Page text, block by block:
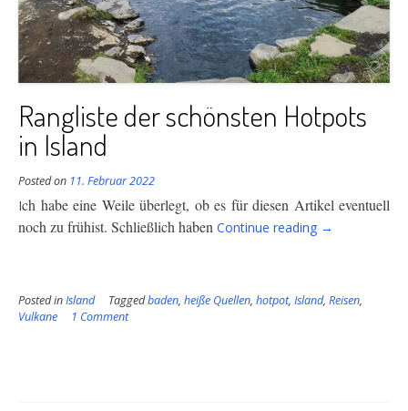
Rangliste der schönsten Hotpots
in Island
Posted on 11. Februar 2022
Ich habe eine Weile überlegt, ob es für diesen Artikel eventuell
noch zu frühist. Schließlich haben Continue reading
“Rangliste
in
→
Posted inIsland Taggedbaden, heiße Quellen, hotpot, Island, Reisen,
Vulkane
1 Comment